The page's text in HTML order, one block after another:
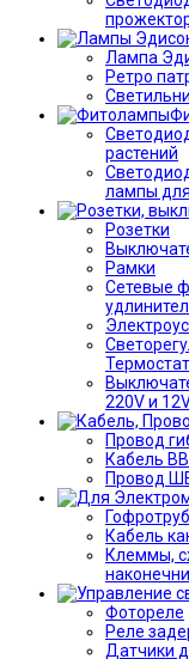
Лампа
Ретро
растений
лампы
Розетки
Рамки
Сетевые
220V и
Провод
Кабель
Провод
Кабель
Клеммы,
Фотореле
Реле
Датчики